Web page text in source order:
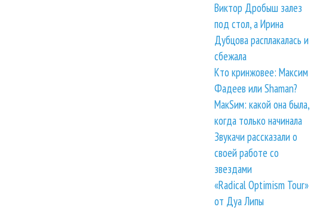
Виктор Дробыш залез
под стол, а Ирина
Дубцова расплакалась и
сбежала
Кто кринжовее: Максим
Фадеев или Shaman?
МакSим: какой она была,
когда только начинала
Звукачи рассказали о
своей работе со
звездами
«Radical Optimism Tour»
от Дуа Липы